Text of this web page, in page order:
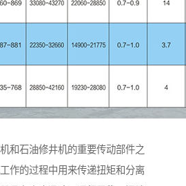
和石油修井机的重要传动部件之
作的过程中用来传递扭矩和分离